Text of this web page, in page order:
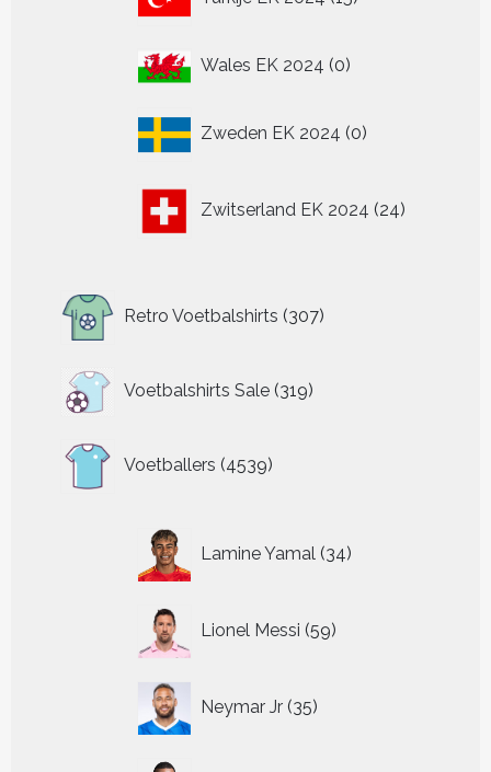
producten
Wales EK 2024 00
Zweden EK 2024 0
producten
Zwitserland EK 2024 24
producten
Retro Voetbalshirts 307
producten
Voetbalshirts Sale 319
319
producten
Voetballers 4539
producten
Lamine Yamal 34
producten
Lionel Messi 59
producten
Neymar Jr 35
producten